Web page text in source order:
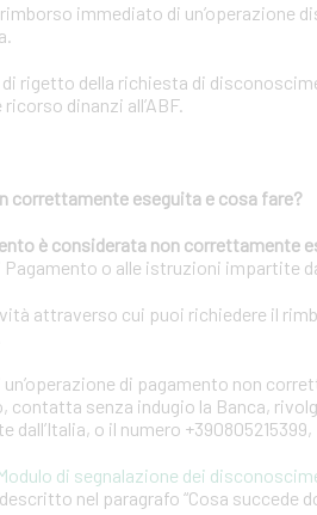
immediato di un’operazione
rigetto della richiesta di
dinanzi all’ABF.
correttamente eseguita e cosa fare?
è considerata non correttamente
Pagamento o alle istruzioni impartite
attraverso cui puoi richiedere il
di pagamento non
senza indugio la Banca,
dall’Italia, o il numero
di segnalazione dei
nel paragrafo “Cosa succede